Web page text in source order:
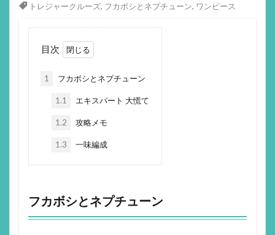
トレジャークルーズ, フカボシとネプチューン, ワンピース
目次
1 フカボシとネプチューン
1.1 エキスパート 大慌て
1.2 攻略メモ
1.3 一味編成
フカボシとネプチューン